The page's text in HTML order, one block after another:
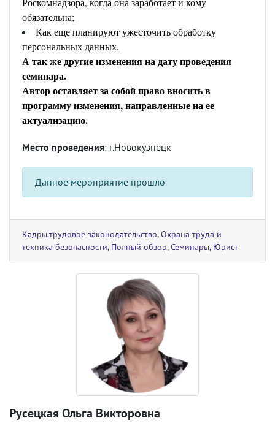
обязательна;
Как еще планируют ужесточить обработку
персональных данных.
А так же другие изменения на дату проведения
семинара.
Автор оставляет за собой право вносить в
программу изменения, направленные на ее
актуализацию.
Место проведения: г.Новокузнецк
Данное мероприятие прошло
Кадры,трудовое законодательство,Охрана труда и
техника безопасности, Полный обзор,Семинары, Юрист
Русецкая Ольга Викторовна